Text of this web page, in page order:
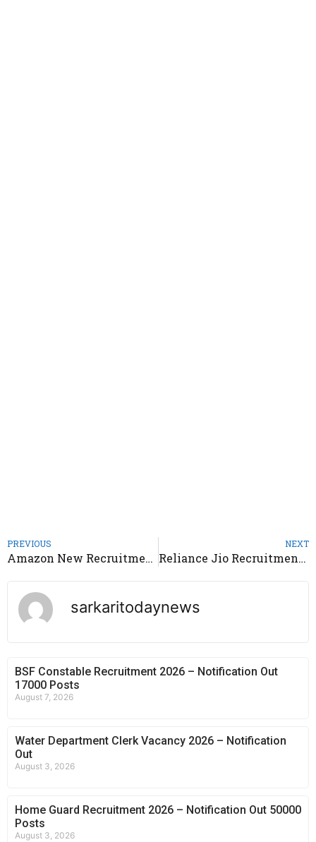
PREVIOUS
Amazon New Recruitment 2025 – Notification Out
NEXT
Reliance Jio Recruitment 2025 – Notification Out
sarkaritodaynews
BSF Constable Recruitment 2026 – Notification Out
17000 Posts
August 7, 2026
Water Department Clerk Vacancy 2026 – Notification
Out
August 3, 2026
Home Guard Recruitment 2026 – Notification Out 50000
Posts
August 3, 2026